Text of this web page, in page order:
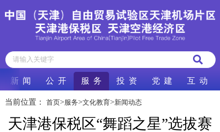
新 闻 公 开 服 务 投 资 党 建 互 动
当前位置： 首页>服务>文化教育>新闻动态
天津港保税区“舞蹈之星”选拔赛